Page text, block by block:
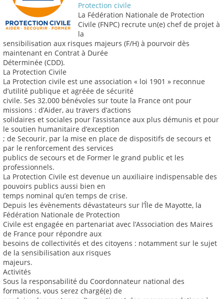
Protection civile
La Fédération Nationale de Protection
Civile (FNPC) recrute un(e) chef de projet à
la
sensibilisation aux risques majeurs (F/H) à pourvoir dès
maintenant en Contrat à Durée
Déterminée (CDD).
La Protection Civile
La Protection civile est une association « loi 1901 » reconnue
d’utilité publique et agréée de sécurité
civile. Ses 32.000 bénévoles sur toute la France ont pour
missions : d’Aider, au travers d’actions
solidaires et sociales pour l’assistance aux plus démunis et pour
le soutien humanitaire d’exception
; de Secourir, par la mise en place de dispositifs de secours et
par le renforcement des services
publics de secours et de Former le grand public et les
professionnels.
La Protection Civile est devenue un auxiliaire indispensable des
pouvoirs publics aussi bien en
temps nominal qu’en temps de crise.
Depuis les évènements dévastateurs sur l’Île de Mayotte, la
Fédération Nationale de Protection
Civile est engagée en partenariat avec l’Association des Maires
de France pour répondre aux
besoins de collectivités et des citoyens : notamment sur le sujet
de la sensibilisation aux risques
majeurs.
Activités
Sous la responsabilité du Coordonnateur national des
formations, vous serez chargé(e) de